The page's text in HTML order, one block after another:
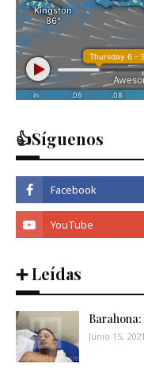
👍Síguenos
➕ Leídas
Junio 15, 2021